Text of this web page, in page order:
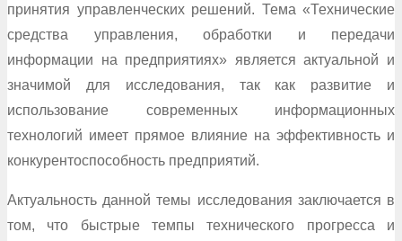
принятия управленческих решений. Тема «Технические
средства управления, обработки и передачи
информации на предприятиях» является актуальной и
значимой для исследования, так как развитие и
использование современных информационных
технологий имеет прямое влияние на эффективность и
конкурентоспособность предприятий.
Актуальность данной темы исследования заключается в
том, что быстрые темпы технического прогресса и